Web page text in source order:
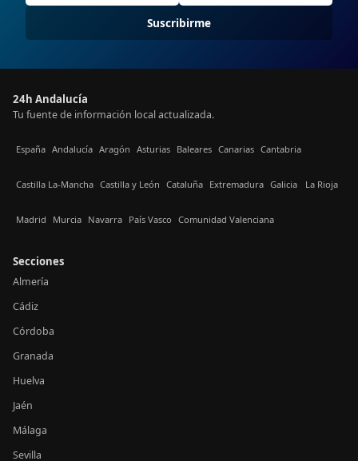
Suscribirme
24h Andalucía
Tu fuente de información local actualizada.
España Andalucía Aragón Asturias Baleares Canarias Cantabria
Castilla La-Mancha Castilla y León Cataluña Extremadura Galicia La Rioja
Madrid Murcia Navarra País Vasco Comunidad Valenciana
Secciones
Almería
Cádiz
Córdoba
Granada
Huelva
Jaén
Málaga
Sevilla